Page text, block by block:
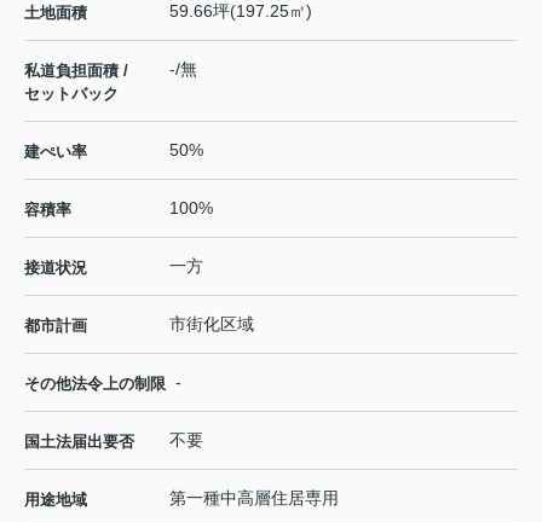
土地面積 59.66坪(197.25㎡)
私道負担面積 /
セットバック
-/無
建ぺい率 50%
容積率 100%
接道状況 一方
都市計画 市街化区域
その他法令上の制限 -
国土法届出要否 不要
用途地域 第一種中高層住居専用